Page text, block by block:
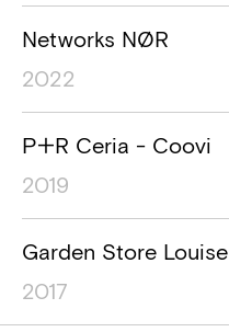
Networks NØR
2022
P+R Ceria - Coovi
2019
Garden Store Louise
2017